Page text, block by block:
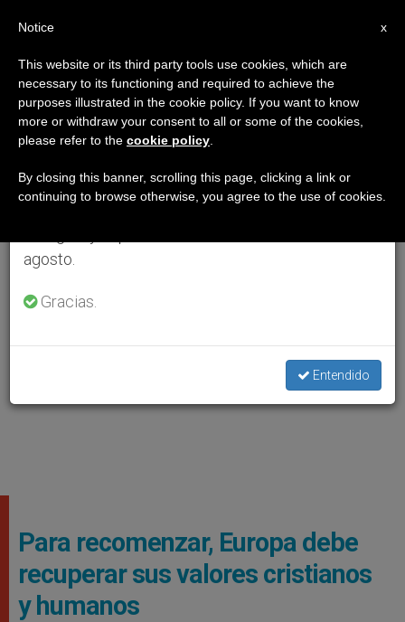
Para recomenzar, Europa debe
recuperar sus valores cristianos
y humanos
×
Aviso importante
Del 27 de julio al 7 de agosto haremos la pausa
anual, aprovechando que en el periodo de verano
se generan menos informaciones y también el
agosto.
Gracias.
Entendido
x
Notice
This website or its third party tools use cookies, which are
necessary to its functioning and required to achieve the
purposes illustrated in the cookie policy. If you want to know
more or withdraw your consent to all or some of the cookies,
please refer to the cookie policy
By closing this banner, scrolling this page, clicking a link or
continuing to browse otherwise, you agree to the use of cookies.